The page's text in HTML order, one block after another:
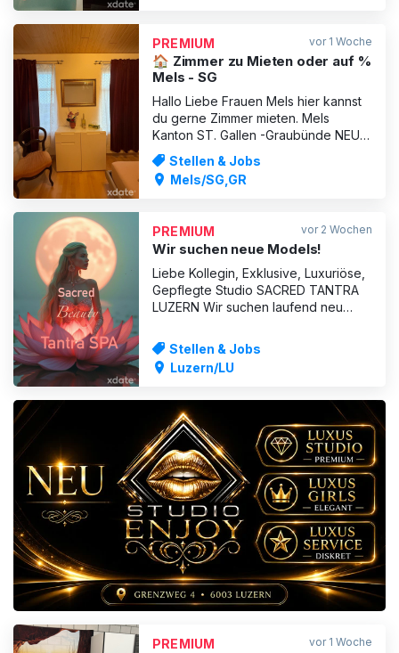
PREMIUM vor 1 Woche
🏠 Zimmer zu Mieten oder auf %
Mels - SG
Hallo Liebe Frauen Mels hier kannst
du gerne Zimmer mieten. Mels
Kanton ST. Gallen -Graubünde NEU
NEU NEU 🏠 Privat Diskret ! Eigene
Parkplatz Wochenmiete : 600 fr In
Wohnung ausgestattet: Küche mit
Dusche Wohnzimmer und 4 Arbei
Stellen & Jobs
Mels/SG,GR
PREMIUM vor 2 Wochen
Wir suchen neue Models!
Liebe Kollegin, Exklusive, Luxuriöse,
Gepflegte Studio SACRED TANTRA
LUZERN Wir suchen laufend neu
Verdienst und Klasse Stamm Gäste
garantiert! Die Tantra Massage
kannst Du schnell lernen! Deutch
Zimmer mieten pro Woche Flexibel
Stellen & Jobs
Luzern/LU
ANZEIGE
PREMIUM vor 1 Woche